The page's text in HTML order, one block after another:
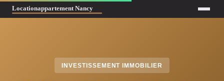
INVESTISSEMENT IMMOBILIER